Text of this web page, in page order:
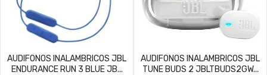
AUDIFONOS INALAMBRICOS JBL
ENDURANCE RUN 3 BLUE JB...
AUDIFONOS INALAMBRICOS JBL
TUNE BUDS 2 JBLTBUDS2GW...